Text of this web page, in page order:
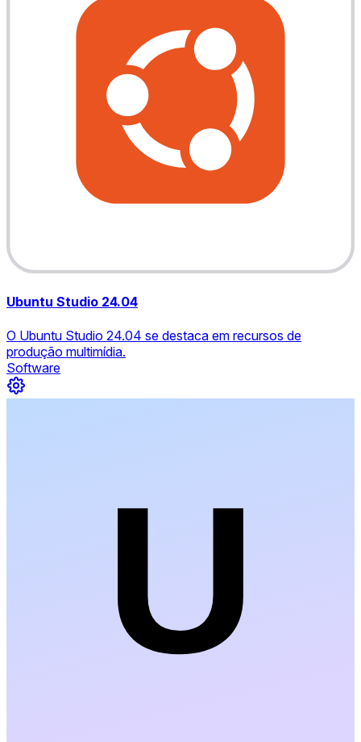
Ubuntu Studio 24.04
O Ubuntu Studio 24.04 se destaca em recursos de
produção multimídia.
Software